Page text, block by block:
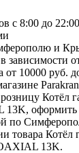
с 8:00 до 22:00
и
зависимости
от 10000 руб.
Котёл
оформить
по
товара Котёл
13K.